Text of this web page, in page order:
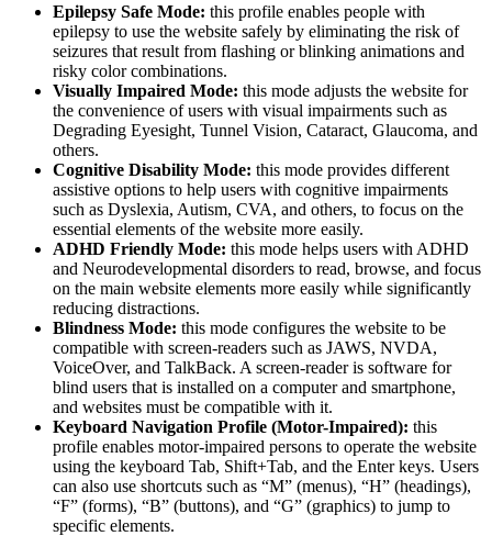
Epilepsy Safe Mode: this profile enables people with
epilepsy to use the website safely by eliminating the risk of
seizures that result from flashing or blinking animations and
risky color combinations.
Visually Impaired Mode: this mode adjusts the website for
the convenience of users with visual impairments such as
Degrading Eyesight, Tunnel Vision, Cataract, Glaucoma, and
others.
Cognitive Disability Mode: this mode provides different
assistive options to help users with cognitive impairments
such as Dyslexia, Autism, CVA, and others, to focus on the
essential elements of the website more easily.
ADHD Friendly Mode: this mode helps users with ADHD
and Neurodevelopmental disorders to read, browse, and focus
on the main website elements more easily while significantly
reducing distractions.
Blindness Mode: this mode configures the website to be
compatible with screen-readers such as JAWS, NVDA,
VoiceOver, and TalkBack. A screen-reader is software for
blind users that is installed on a computer and smartphone,
and websites must be compatible with it.
Keyboard Navigation Profile (Motor-Impaired): this
profile enables motor-impaired persons to operate the website
using the keyboard Tab, Shift+Tab, and the Enter keys. Users
can also use shortcuts such as “M” (menus), “H” (headings),
“F” (forms), “B” (buttons), and “G” (graphics) to jump to
specific elements.